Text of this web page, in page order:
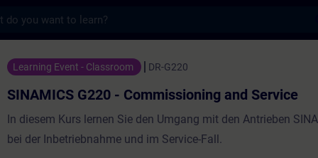
- Commissioning and Service -
Learning Event - Classroom DR-G220
SINAMICS G220 - Commissioning and Service
In diesem Kurs lernen Sie den Umgang mit den Antrieben
bei der Inbetriebnahme und im Service-Fall.